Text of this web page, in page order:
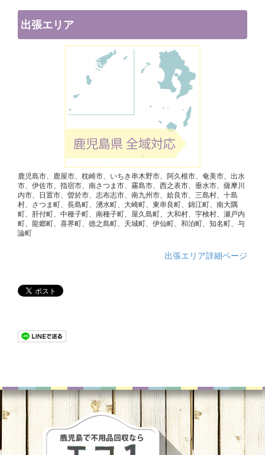
出張エリア
鹿児島市、鹿屋市、枕崎市、いちき串木野市、阿久根市、奄美市、出水
市、伊佐市、指宿市、南さつま市、霧島市、西之表市、垂水市、薩摩川
内市、日置市、曽於市、志布志市、南九州市、姶良市、三島村、十島
村、さつま町、長島町、湧水町、大崎町、東串良町、錦江町、南大隅
町、肝付町、中種子町、南種子町、屋久島町、大和村、宇検村、瀬戸内
町、龍郷町、喜界町、徳之島町、天城町、伊仙町、和泊町、知名町、与
論町
出張エリア詳細ページ